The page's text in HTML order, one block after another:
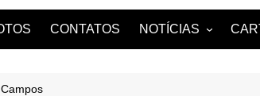
CONTATOS NOTÍCIAS